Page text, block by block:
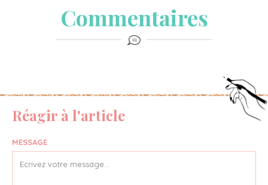
Commentaires
Réagir à l'article
MESSAGE